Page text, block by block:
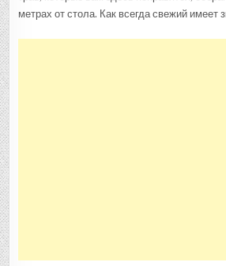
метрах от стола. Как всегда свежий имеет